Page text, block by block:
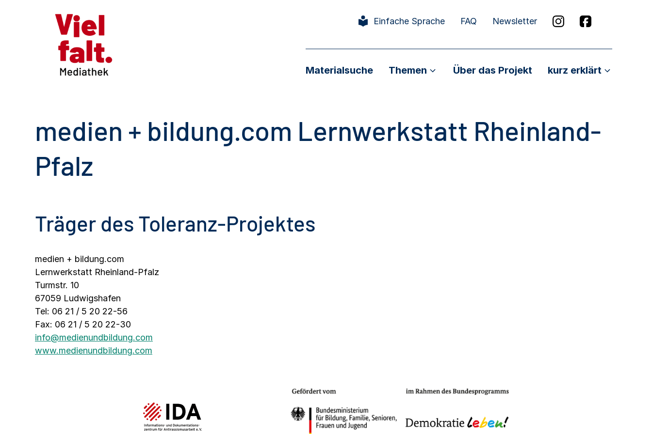
Einfache Sprache FAQ Newsletter
Materialsuche Themen Über das Projekt kurz erklärt
medien + bildung.com Lernwerkstatt Rheinland-
Pfalz
Träger des Toleranz-Projektes
medien + bildung.com
Lernwerkstatt Rheinland-Pfalz
Turmstr. 10
67059 Ludwigshafen
Tel: 06 21 / 5 20 22-56
Fax: 06 21 / 5 20 22-30
info@medienundbildung.com
www.medienundbildung.com